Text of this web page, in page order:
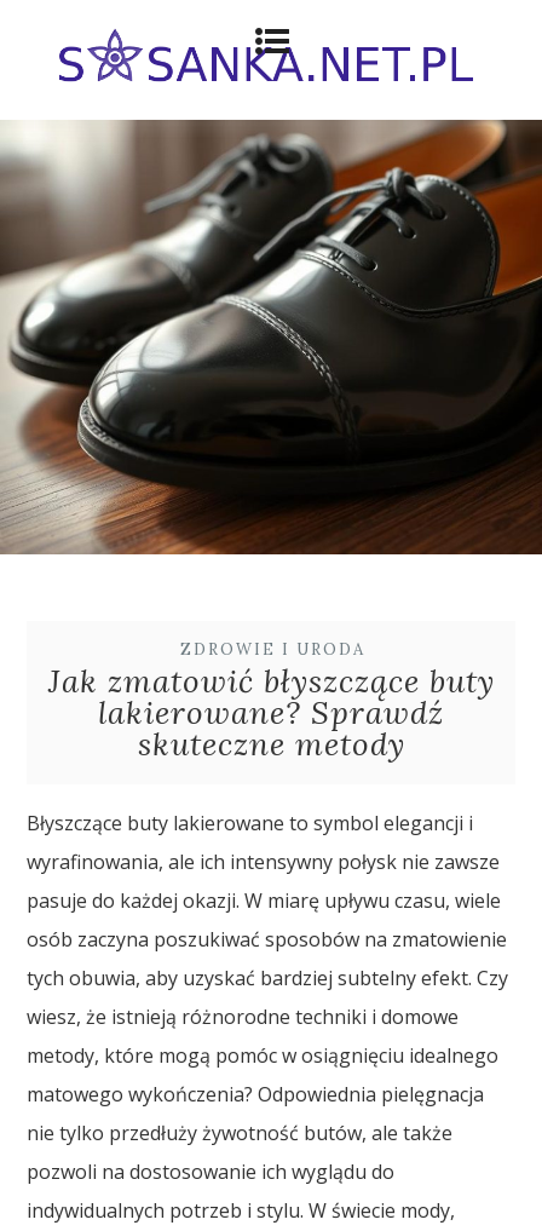
ZDROWIE I URODA
Jak zmatowić błyszczące buty
lakierowane? Sprawdź
skuteczne metody
Błyszczące buty lakierowane to symbol elegancji i
wyrafinowania, ale ich intensywny połysk nie zawsze
pasuje do każdej okazji. W miarę upływu czasu, wiele
osób zaczyna poszukiwać sposobów na zmatowienie
tych obuwia, aby uzyskać bardziej subtelny efekt. Czy
wiesz, że istnieją różnorodne techniki i domowe
metody, które mogą pomóc w osiągnięciu idealnego
matowego wykończenia? Odpowiednia pielęgnacja
nie tylko przedłuży żywotność butów, ale także
pozwoli na dostosowanie ich wyglądu do
indywidualnych potrzeb i stylu. W świecie mody,